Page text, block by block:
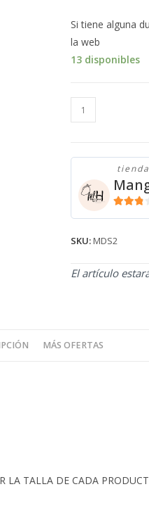
Si tiene alguna
la web
13 disponibles
PAR
DE
LAYERS
cantidad
tienda
SKU:MDS2
El artículo
MÁS OFERTAS
LA TALLA DE CADA